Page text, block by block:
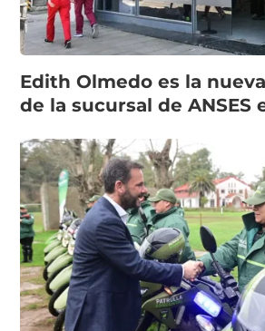
Edith Olmedo es la
de la sucursal de ANSES